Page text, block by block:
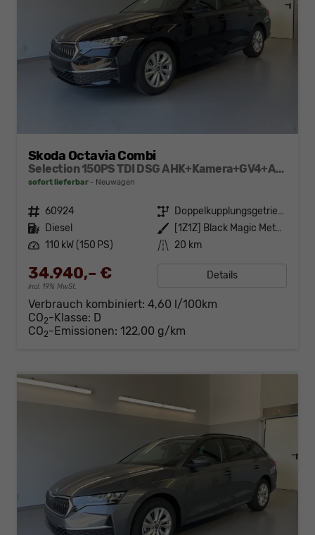
Skoda Octavia Combi
Selection 150PS TDI DSG AHK+Kamera+GV4+ACC+TravelAssist+Sunset+Alu+LightAssist
sofort lieferbar Neuwagen
Fahrzeugnr. 60924 Getriebe
Doppelkupplungsgetriebe (DSG)
Kraftstoff Diesel Außenfarbe
[1Z1Z] Black Magic Metallic
Leistung 110 kW (150 PS) Kilometerstand 20 km
34.940,– €
incl. 19% MwSt.
Details
Verbrauch kombiniert: 4,60 l/100km
CO2-Klasse: D
CO2-Emissionen: 122,00 g/km